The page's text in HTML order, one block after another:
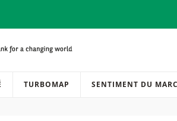
site
TURBOMAP SENTIMENT DU